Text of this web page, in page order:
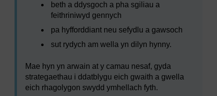
beth a ddysgoch a pha sgiliau a
feithriniwyd gennych
pa hyfforddiant neu sefydlu a gawsoch
sut rydych am wella yn dilyn hynny.
Mae hyn yn arwain at y camau nesaf, gyda
strategaethau i ddatblygu eich gwaith a gwella
eich rhagolygon swydd ymhellach fyth.